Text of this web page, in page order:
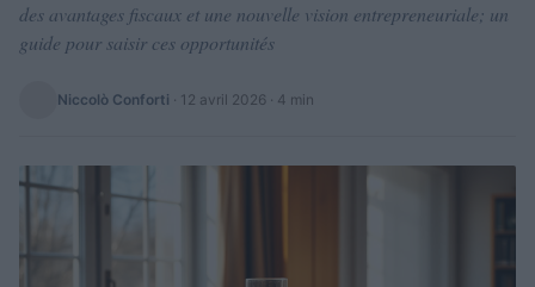
des avantages fiscaux et une nouvelle vision entrepreneuriale; un
guide pour saisir ces opportunités
Niccolò Conforti · 12 avril 2026 · 4 min